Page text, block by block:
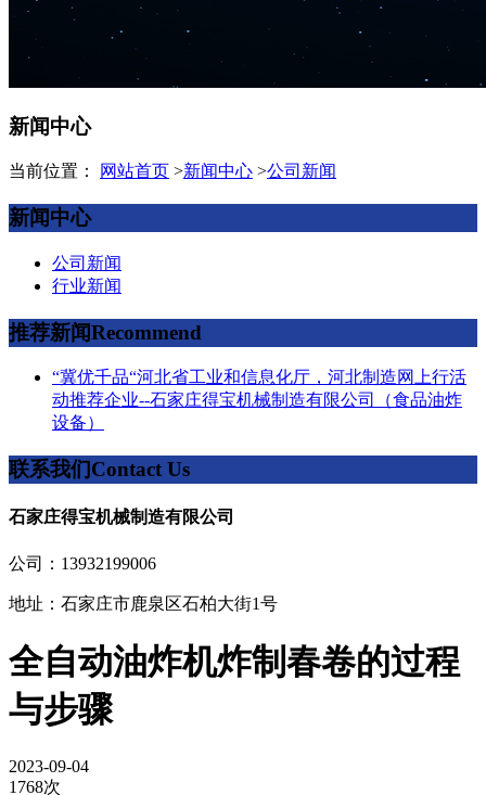
新闻中心
当前位置： 网站首页 >新闻中心 >公司新闻
新闻中心
公司新闻
行业新闻
推荐新闻Recommend
“冀优千品“河北省工业和信息化厅，河北制造网上行活
动推荐企业--石家庄得宝机械制造有限公司（食品油炸
设备）
联系我们Contact Us
石家庄得宝机械制造有限公司
公司：13932199006
地址：石家庄市鹿泉区石柏大街1号
全自动油炸机炸制春卷的过程
与步骤
2023-09-04
1768次